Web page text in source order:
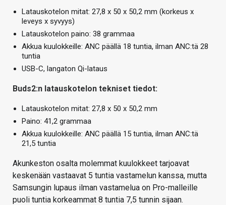
Latauskotelon mitat: 27,8 x 50 x 50,2 mm (korkeus x
leveys x syvyys)
Latauskotelon paino: 38 grammaa
Akkua kuulokkeille: ANC päällä 18 tuntia, ilman ANC:tä 28
tuntia
USB-C, langaton Qi-lataus
Buds2:n latauskotelon tekniset tiedot:
Latauskotelon mitat: 27,8 x 50 x 50,2 mm
Paino: 41,2 grammaa
Akkua kuulokkeille: ANC päällä 15 tuntia, ilman ANC:tä
21,5 tuntia
Akunkeston osalta molemmat kuulokkeet tarjoavat
keskenään vastaavat 5 tuntia vastamelun kanssa, mutta
Samsungin lupaus ilman vastamelua on Pro-malleille
puoli tuntia korkeammat 8 tuntia 7,5 tunnin sijaan.